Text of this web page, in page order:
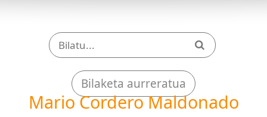
Bilaketa aurreratua
Mario Cordero Maldonado